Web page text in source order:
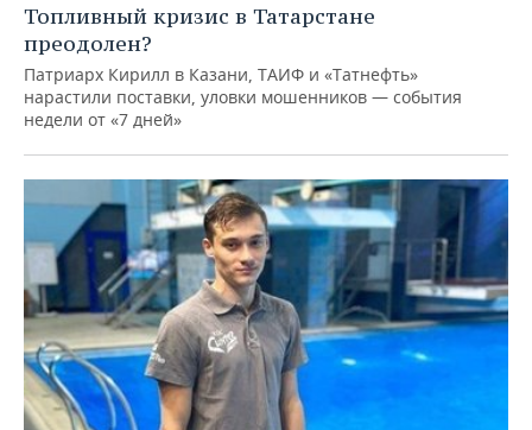
Топливный кризис в Татарстане
преодолен?
Патриарх Кирилл в Казани, ТАИФ и «Татнефть»
нарастили поставки, уловки мошенников — события
недели от «7 дней»